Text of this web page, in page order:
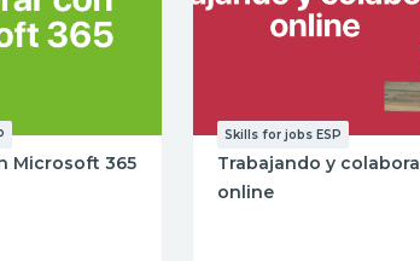
Microsoft 365
Skills for jobs ESP
Trabajando y
online